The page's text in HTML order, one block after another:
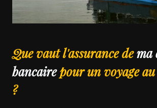
Que vaut l'assurance dema
bancairepour un voyage
?